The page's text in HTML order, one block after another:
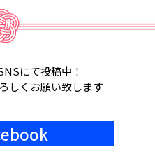
京ビッグサイト
加します。
にて投稿中！
しくお願い致します